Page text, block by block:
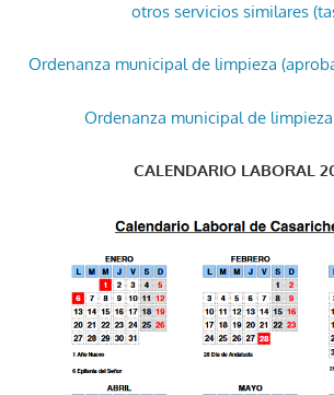
otros servicios similares
Ordenanza municipal de limpieza
Ordenanza municipal de
CALENDARIO LABORAL